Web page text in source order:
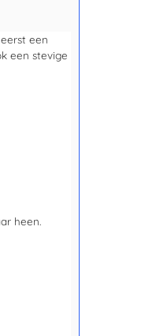
een
een stevige
heen.